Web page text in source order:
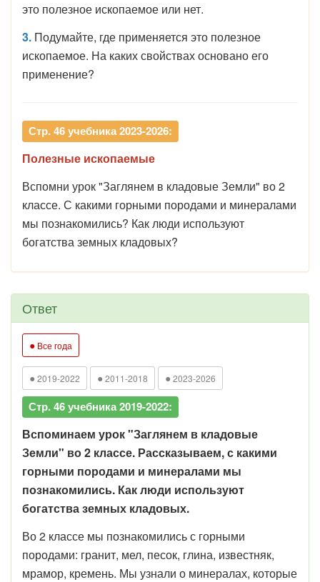
это полезное ископаемое или нет.
3. Подумайте, где применяется это полезное
ископаемое. На каких свойствах основано его
применение?
Стр. 46 учебника 2023-2026:
Полезные ископаемые
Вспомни урок "Заглянем в кладовые Земли" во 2
классе. С какими горными породами и минералами
мы познакомились? Как люди используют
богатства земных кладовых?
Ответ
● Все года
● 2019-2022 ● 2011-2018 ● 2023-2026
Стр. 46 учебника 2019-2022:
Вспоминаем урок "Заглянем в кладовые
Земли" во 2 классе. Рассказываем, с какими
горными породами и минералами мы
познакомились. Как люди используют
богатства земных кладовых.
Во 2 классе мы познакомились с горными
породами: гранит, мел, песок, глина, известняк,
мрамор, кремень. Мы узнали о минералах, которые